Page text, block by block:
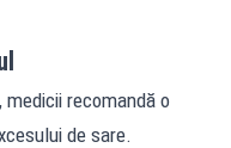
recomandă o
de sare.